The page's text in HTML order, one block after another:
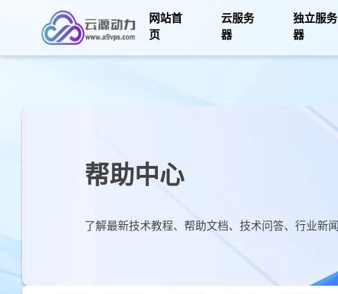
网站首
页
云服务
器
独立服务
器
帮助中心
了解最新技术教程、帮助文档、技术问答、行业新闻